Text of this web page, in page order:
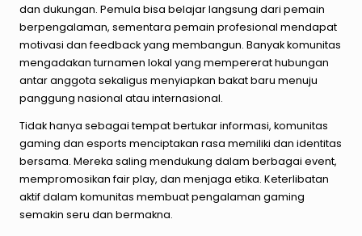
dan dukungan. Pemula bisa belajar langsung dari pemain
berpengalaman, sementara pemain profesional mendapat
motivasi dan feedback yang membangun. Banyak komunitas
mengadakan turnamen lokal yang mempererat hubungan
antar anggota sekaligus menyiapkan bakat baru menuju
panggung nasional atau internasional.
Tidak hanya sebagai tempat bertukar informasi, komunitas
gaming dan esports menciptakan rasa memiliki dan identitas
bersama. Mereka saling mendukung dalam berbagai event,
mempromosikan fair play, dan menjaga etika. Keterlibatan
aktif dalam komunitas membuat pengalaman gaming
semakin seru dan bermakna.